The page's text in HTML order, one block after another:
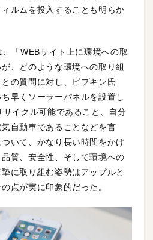
ルムを投入することも明らか
「WEBサイト上に環境への取
、どのような環境への取り組
の質問に対し、ピプキン氏
早くソーラーパネルを設置し
イクル可能であること、自分
自動車であることなどを言
いて、かなり長い時間をかけ
質、安全性、そして環境への
に取り組む姿勢はアップルと
点が実に印象的だった。